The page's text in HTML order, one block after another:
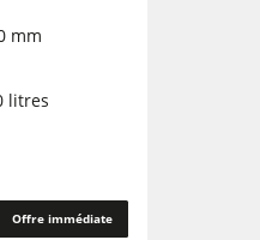
mm
litres
Offre immédiate